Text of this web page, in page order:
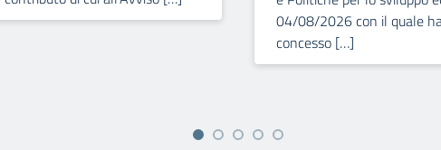
04/08/2026 con il quale
concesso […]